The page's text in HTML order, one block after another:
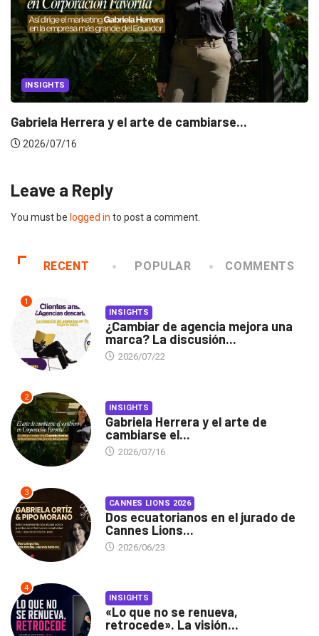
INSIGHTS
Gabriela Herrera y el arte de cambiarse...
2026/07/16
Leave a Reply
You must be logged in to post a comment.
RECENT POPULAR COMMENTS
1
INSIGHTS
¿Cambiar de agencia mejora una
marca? La discusión...
2026/07/22
2
INSIGHTS
Gabriela Herrera y el arte de
cambiarse el...
2026/07/16
3
CANNES LIONS 2026
Dos ecuatorianos en el jurado de
Cannes Lions...
2026/06/23
4
INSIGHTS
«Lo que no se renueva,
retrocede». La visión...